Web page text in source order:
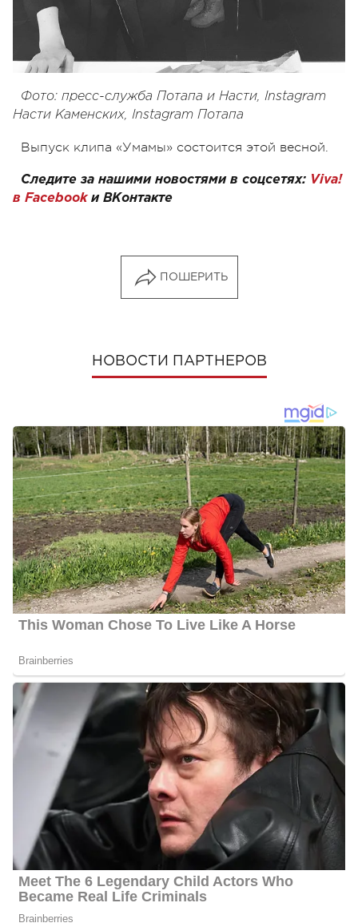
Фото: пресс-служба Потапа и Насти, Instagram
Насти Каменских, Instagram Потапа
Выпуск клипа «Умамы» состоится этой весной.
Следите за нашими новостями в соцсетях: Viva!
в Facebookи ВКонтакте
ПОШЕРИТЬ
НОВОСТИ ПАРТНЕРОВ